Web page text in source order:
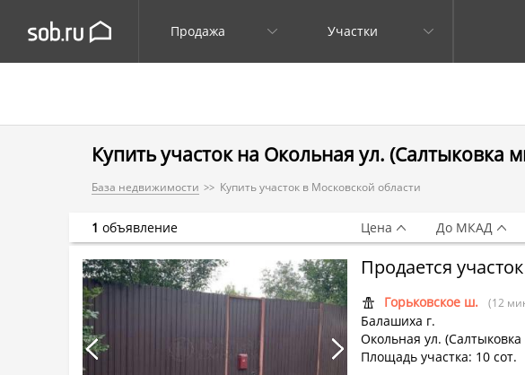
Продажа Участки
Купить участок на Окольная ул. (Салтыковка
База недвижимости Купить участок в Московской области
Продается
Горьковское ш. (12
Балашиха г.
Окольная ул.
Площадь участка: 10 сот.
1 объявление Цена До МКАД